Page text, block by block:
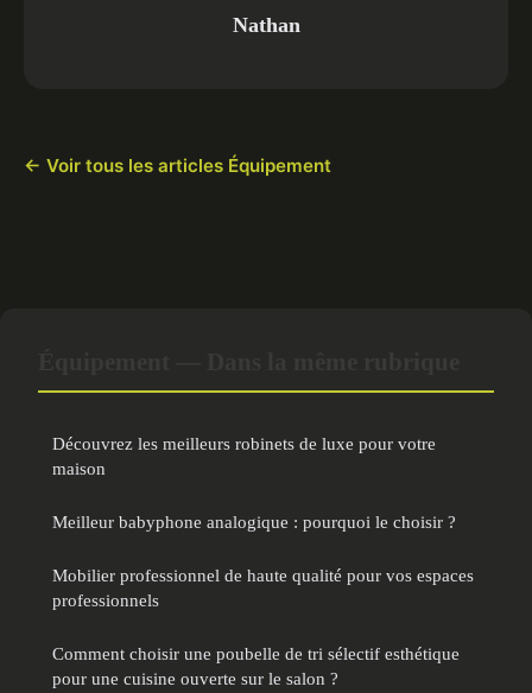
Nathan
← Voir tous les articles Équipement
Découvrez les meilleurs robinets de luxe pour votre
maison
Meilleur babyphone analogique : pourquoi le choisir ?
Mobilier professionnel de haute qualité pour vos espaces
professionnels
Comment choisir une poubelle de tri sélectif esthétique
pour une cuisine ouverte sur le salon ?